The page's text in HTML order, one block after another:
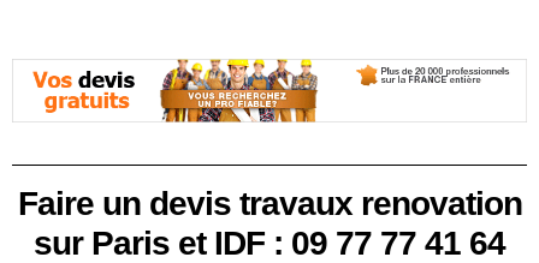
Faire un devis travaux renovation
sur Paris et IDF : 09 77 77 41 64